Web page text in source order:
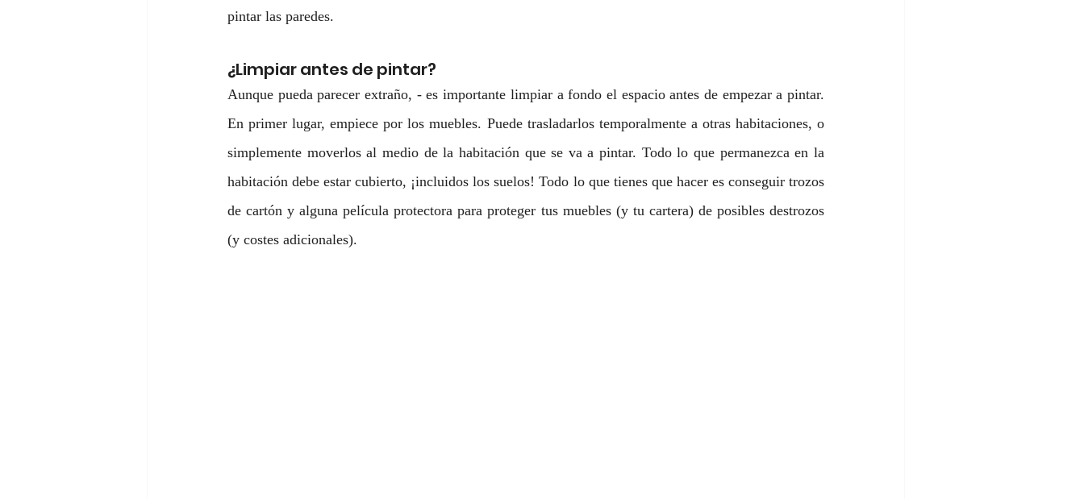
pintar las paredes.
¿Limpiar antes de pintar?
Aunque pueda parecer extraño, - es importante limpiar a fondo el espacio antes de empezar a pintar.
En primer lugar, empiece por los muebles. Puede trasladarlos temporalmente a otras habitaciones, o
simplemente moverlos al medio de la habitación que se va a pintar. Todo lo que permanezca en la
habitación debe estar cubierto, ¡incluidos los suelos! Todo lo que tienes que hacer es conseguir trozos
de cartón y alguna película protectora para proteger tus muebles (y tu cartera) de posibles destrozos
(y costes adicionales).